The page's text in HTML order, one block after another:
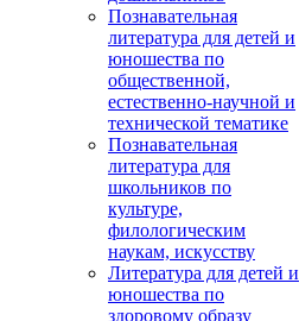
Познавательная
литература для детей и
юношества по
общественной,
естественно-научной и
технической тематике
Познавательная
литература для
школьников по
культуре,
филологическим
наукам, искусству
Литература для детей и
юношества по
здоровому образу